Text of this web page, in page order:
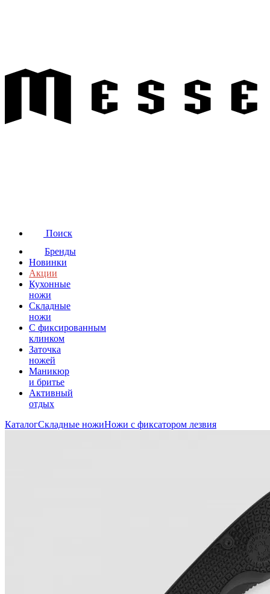
Поиск
Бренды
Новинки
Акции
Кухонные
ножи
Складные
ножи
C фиксированным
клинком
Заточка
ножей
Маникюр
и бритье
Активный
отдых
КаталогСкладные ножиНожи с фиксатором лезвия